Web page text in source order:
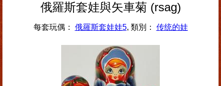
俄羅斯套娃與矢車菊 (rsag)
每套玩偶： 俄羅斯套娃娃5, 類別： 传统的娃